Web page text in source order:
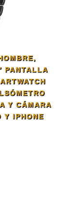
PANTALLA
Y CÁMARA
Y IPHONE